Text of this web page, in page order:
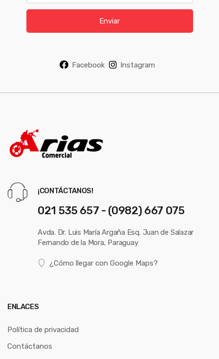
l
Enviar
Facebook Instagram
¡CONTÁCTANOS!
021 535 657 - (0982) 667 075
Avda. Dr. Luis María Argaña Esq. Juan de Salazar
Fernando de la Mora, Paraguay
¿Cómo llegar con Google Maps?
ENLACES
Política de privacidad
Contáctanos